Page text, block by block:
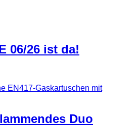
06/26 ist da!
Duo